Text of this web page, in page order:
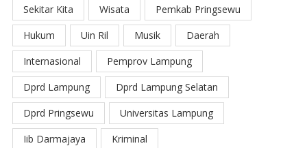
Sekitar Kita
Wisata
Pemkab Pringsewu
Hukum
Uin Ril Musik
Daerah
Internasional
Pemprov Lampung
Dprd Lampung
Dprd Lampung Selatan
Dprd Pringsewu
Universitas Lampung
Iib Darmajaya
Kriminal